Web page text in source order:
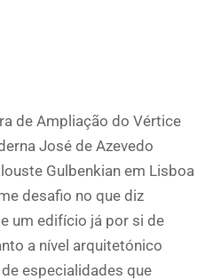
de Ampliação do Vértice
José de Azevedo
Gulbenkian em Lisboa
desafio no que diz
um edifício já por si de
a nível arquitetónico
especialidades que